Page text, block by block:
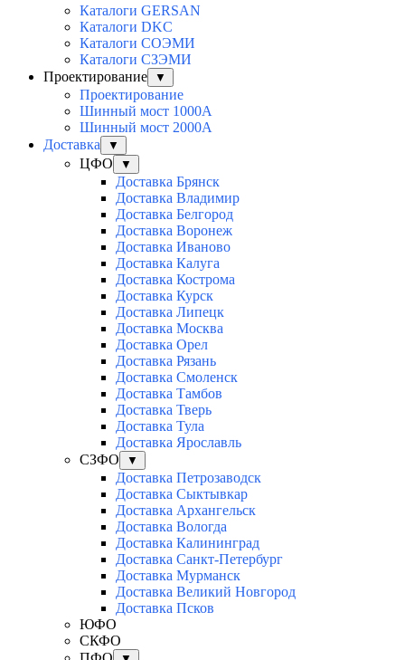
Каталоги GERSAN
Каталоги DKC
Каталоги СОЭМИ
Каталоги СЗЭМИ
Проектирование
▼
Проектирование
Шинный мост 1000А
Шинный мост 2000А
Доставка
▼
ЦФО ▼
Доставка Брянск
Доставка Владимир
Доставка Белгород
Доставка Воронеж
Доставка Иваново
Доставка Калуга
Доставка Кострома
Доставка Курск
Доставка Липецк
Доставка Москва
Доставка Орел
Доставка Рязань
Доставка Смоленск
Доставка Тамбов
Доставка Тверь
Доставка Тула
Доставка Ярославль
СЗФО
▼
Доставка Петрозаводск
Доставка Сыктывкар
Доставка Архангельск
Доставка Вологда
Доставка Калининград
Доставка Санкт-Петербург
Доставка Мурманск
Доставка Великий Новгород
Доставка Псков
ЮФО
СКФО